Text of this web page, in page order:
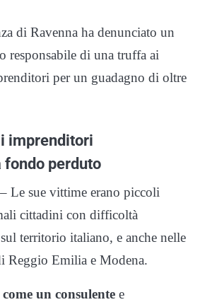
di Ravenna ha denunciato un
responsabile di una truffa ai
per un guadagno di oltre
imprenditori
perduto
Le sue vittime erano piccoli
cittadini con difficoltà
territorio italiano, e anche nelle
Reggio Emilia e Modena.
un consulente e